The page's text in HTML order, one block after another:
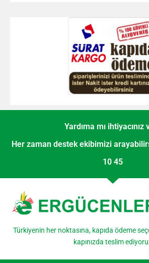
Yardıma mı ihtiyacınız
Her zaman destek ekibimizi
10 45
Türkiyenin her noktasına, kapıda ödeme
kapınızda teslim